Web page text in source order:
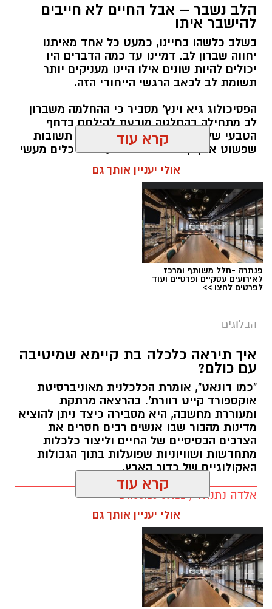
הלב נשבר – אבל החיים לא חייבים
להישבר איתו
בשלב כלשהו בחיינו, כמעט כל אחד מאיתנו
יחווה שברון לב. דמיינו עד כמה הדברים היו
יכולים להיות שונים אילו היינו מעניקים יותר
תשומת לב לכאב הרגשי הייחודי הזה.
הפסיכולוג גיא וינץ' מסביר כי ההחלמה משברון
לב מתחילה בהחלטה מודעת להילחם בדחף
הטבעי שלנו לייפות את העבר ולחפש תשובות
שפשוט אינן קיימות. הוא מציע ארגז כלים מעשי
שיעזור לנו, בהדרגה, להשתחרר מהכאב ולהמשיך
הלב שלנו אולי נשבר לפעמים, אבל אנחנו לא
חייבים להישבר יחד איתו.
מערכת האתר / 09:04 23.07.26
תגים:טד
קרא עוד
אולי יעניין אותך גם
פנתרה -חלל משותף ומרכז
לאירועים עסקיים ופרטיים ועוד
לפרטים לחצו >>
הבלוגים
איך תיראה כלכלה בת קיימא שמיטיבה
עם כולם?
"כמו דונאט", אומרת הכלכלנית מאוניברסיטת
אוקספורד קייט רוורת'. בהרצאה מרתקת
ומעוררת מחשבה, היא מסבירה כיצד ניתן להוציא
מדינות מהבור שבו אנשים רבים חסרים את
הצרכים הבסיסיים של החיים וליצור כלכלות
מתחדשות ושוויוניות שפועלות בתוך הגבולות
האקולוגיים של כדור הארץ.
אלדה נתנאל / 09:22 24.05.26
קרא עוד
אולי יעניין אותך גם